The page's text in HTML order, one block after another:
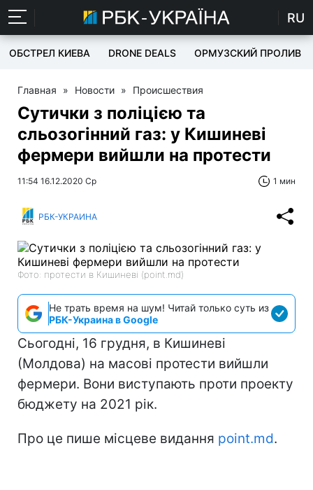
RU
ОБСТРЕЛ КИЕВА DRONE DEALS ОРМУЗСКИЙ ПРОЛИВ
Главная » Новости » Происшествия
Сутички з поліцією та
сльозогінний газ: у Кишиневі
фермери вийшли на протести
11:54 16.12.2020 Ср 1 мин
РБК-УКРАИНА
Фото: протести в Кишиневі (point.md)
Не трать время на шум! Читай только суть из
РБК-Украина в Google
Сьогодні, 16 грудня, в Кишиневі
(Молдова) на масові протести вийшли
фермери. Вони виступають проти проекту
бюджету на 2021 рік.
Про це пише місцеве видання point.md.